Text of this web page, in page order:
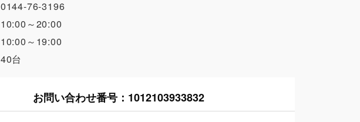
0144-76-3196
10:00～20:00
10:00～19:00
40台
お問い合わせ番号： 1012103933832